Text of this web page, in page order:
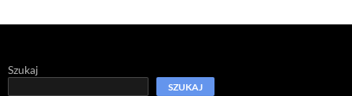
Szukaj
SZUKAJ